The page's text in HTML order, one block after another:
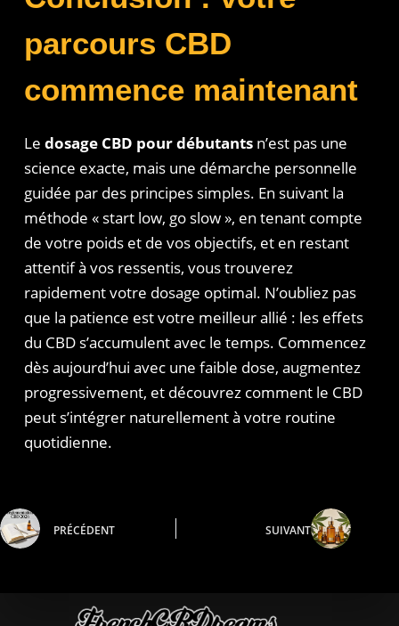
parcours CBD
commence maintenant
Le dosage CBD pour débutantsn’est pas une
science exacte, mais une démarche personnelle
guidée par des principes simples. En suivant la
méthode « start low, go slow », en tenant compte
de votre poids et de vos objectifs, et en restant
attentif à vos ressentis, vous trouverez
rapidement votre dosage optimal. N’oubliez pas
que la patience est votre meilleur allié : les effets
du CBD s’accumulent avec le temps. Commencez
dès aujourd’hui avec une faible dose, augmentez
progressivement, et découvrez comment le CBD
peut s’intégrer naturellement à votre routine
quotidienne.
PRÉCÉDENT SUIVANT